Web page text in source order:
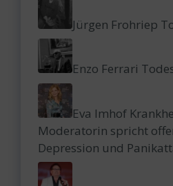
Jürgen Frohriep
Enzo Ferrari
Eva Imhof
Moderatorin spricht
Depression und